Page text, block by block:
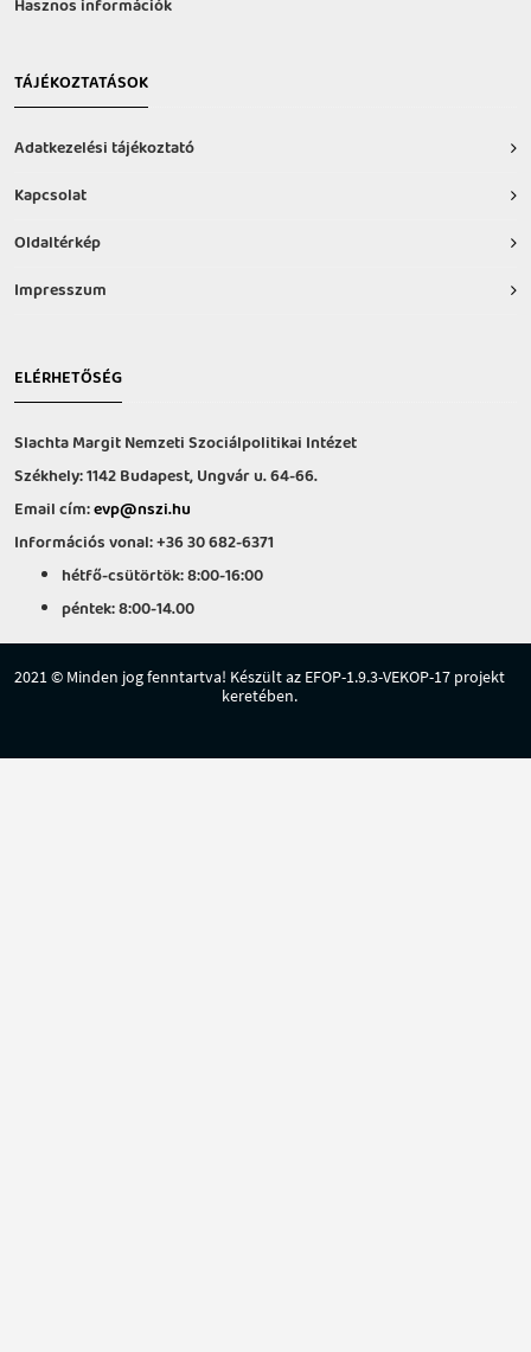
Hasznos információk
TÁJÉKOZTATÁSOK
Adatkezelési tájékoztató
Kapcsolat
Oldaltérkép
Impresszum
ELÉRHETŐSÉG
Slachta Margit Nemzeti Szociálpolitikai Intézet
Székhely: 1142 Budapest, Ungvár u. 64-66.
Email cím:evp@nszi.hu
Információs vonal: +36 30 682-6371
hétfő-csütörtök: 8:00-16:00
péntek: 8:00-14.00
2021 © Minden jog fenntartva! Készült az EFOP-1.9.3-VEKOP-17 projekt
keretében.